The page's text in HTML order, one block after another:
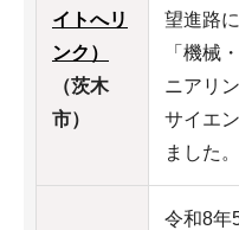
イトへリ
ンク）
（茨木
市）
望進路
「機械
ニアリ
サイエ
ました。
令和8年